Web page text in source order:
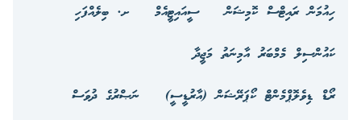
ހިއުމަން ރައިޓްސް ކޮމިޝަން
ސީއައިޓީއެމް
ށ. ބިލެއްފަހި
ކައުންސިލް މެމްބަރު އާމިނަތު މަޖީދާ
ރޯޑް ޑިވެލޮޕްމެންޓް ކޯޕަރޭޝަން (އާރުޑީސީ)
ނަޞްރުގެ ދުވަސް